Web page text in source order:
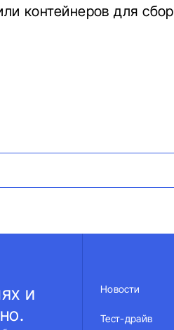
контейнеров для
и
Новости
Тест-драйв